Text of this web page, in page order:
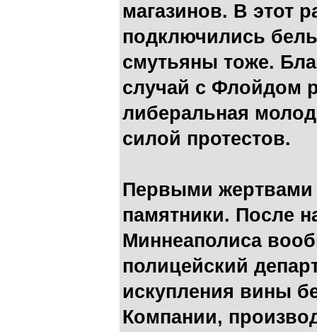
магазинов. В этот
подключились
смутьяны тоже.
случай с Флойдом
либеральная
силой протестов.
Первыми
памятники. После
Миннеаполиса
полицейский
искупления вины
Компании,